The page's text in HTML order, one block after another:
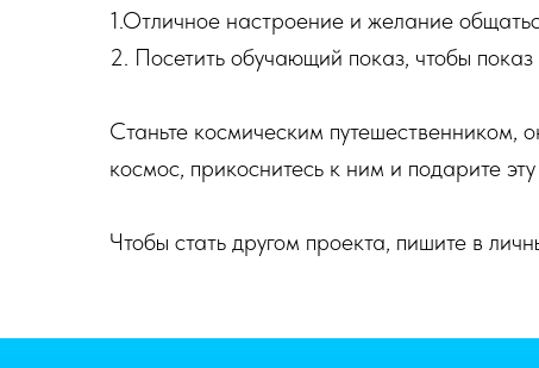
1.Отличное настроение и желание
2. Посетить обучающий показ, чтобы
Станьте космическим путешественником,
космос, прикоснитесь к ним и подарите
Чтобы стать другом проекта, пишите в